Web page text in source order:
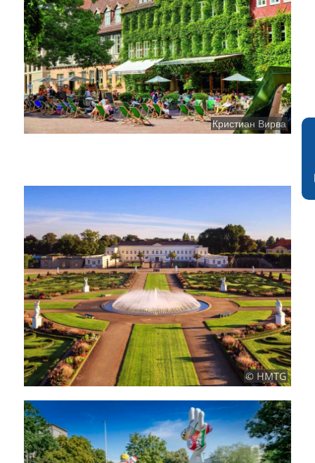
Кристиан Вирва
© HMTG